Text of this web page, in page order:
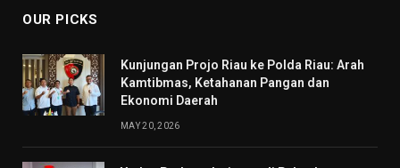
OUR PICKS
Kunjungan Projo Riau ke Polda Riau: Arah
Kamtibmas, Ketahanan Pangan dan
Ekonomi Daerah
MAY 20, 2026